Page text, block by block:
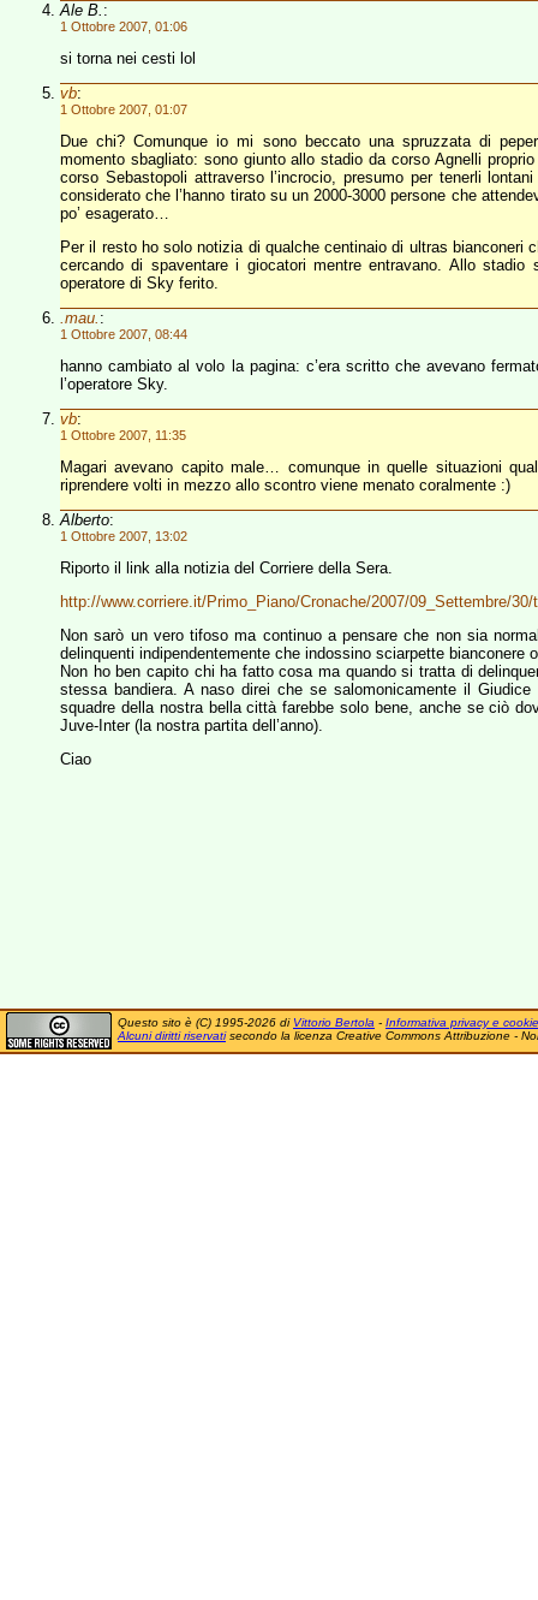
Ale B. :
1 Ottobre 2007, 01:06
si torna nei cesti lol
vb:
1 Ottobre 2007, 01:07
Due chi? Comunque io mi sono beccato una spruzzata di
momento sbagliato: sono giunto allo stadio da corso Agnelli
corso Sebastopoli attraverso l’incrocio, presumo per tenerli
considerato che l’hanno tirato su un 2000-3000 persone che
po’ esagerato…
Per il resto ho solo notizia di qualche centinaio di ultras bianconeri
cercando di spaventare i giocatori mentre entravano. Allo
operatore di Sky ferito.
.mau. :
1 Ottobre 2007, 08:44
hanno cambiato al volo la pagina: c’era scritto che avevano
l’operatore Sky.
vb:
1 Ottobre 2007, 11:35
Magari avevano capito male… comunque in quelle situazioni
riprendere volti in mezzo allo scontro viene menato coralmente :)
Alberto:
1 Ottobre 2007, 13:02
Riporto il link alla notizia del Corriere della Sera.
http://www.corriere.it/Primo_Piano/Cronache/2007/09_Settembre/
Non sarò un vero tifoso ma continuo a pensare che non sia
delinquenti indipendentemente che indossino sciarpette bianconere
Non ho ben capito chi ha fatto cosa ma quando si tratta di
stessa bandiera. A naso direi che se salomonicamente il
squadre della nostra bella città farebbe solo bene, anche se ciò
Juve-Inter (la nostra partita dell’anno).
Ciao
Questo sito è (C) 1995-2026 di Vittorio Bertola - Informativa privacy e cookie
Alcuni diritti riservatisecondo la licenza Creative Commons Attribuzione -